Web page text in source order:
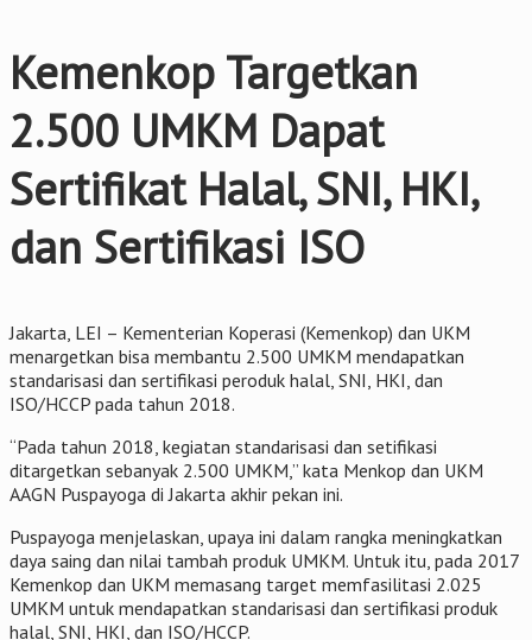
Kemenkop Targetkan
2.500 UMKM Dapat
Sertifikat Halal, SNI, HKI,
dan Sertifikasi ISO
Jakarta, LEI – Kementerian Koperasi (Kemenkop) dan UKM
menargetkan bisa membantu 2.500 UMKM mendapatkan
standarisasi dan sertifikasi peroduk halal, SNI, HKI, dan
ISO/HCCP pada tahun 2018.
“Pada tahun 2018, kegiatan standarisasi dan setifikasi
ditargetkan sebanyak 2.500 UMKM,” kata Menkop dan UKM
AAGN Puspayoga di Jakarta akhir pekan ini.
Puspayoga menjelaskan, upaya ini dalam rangka meningkatkan
daya saing dan nilai tambah produk UMKM. Untuk itu, pada 2017
Kemenkop dan UKM memasang target memfasilitasi 2.025
UMKM untuk mendapatkan standarisasi dan sertifikasi produk
halal, SNI, HKI, dan ISO/HCCP.